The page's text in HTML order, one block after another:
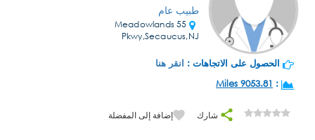
طبيب عام
55 Meadowlands
Pkwy,Secaucus,NJ
الحصول على الاتجاهات : انقر هنا
:
9053.81 Miles
شارك إضافة إلى المفضلة